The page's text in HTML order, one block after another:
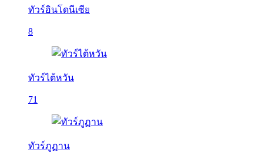
ทัวร์อินโดนีเซีย
8
ทัวร์ไต้หวัน
71
ทัวร์ภูฏาน